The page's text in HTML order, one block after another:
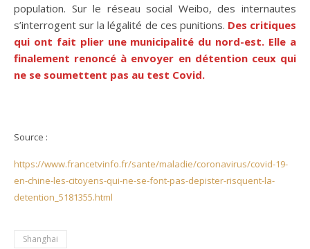
population. Sur le réseau social Weibo, des internautes
s’interrogent sur la légalité de ces punitions. Des critiques
qui ont fait plier une municipalité du nord-est. Elle a
finalement renoncé à envoyer en détention ceux qui
ne se soumettent pas au test Covid.
Source :
https://www.francetvinfo.fr/sante/maladie/coronavirus/covid-19-
en-chine-les-citoyens-qui-ne-se-font-pas-depister-risquent-la-
detention_5181355.html
Shanghai